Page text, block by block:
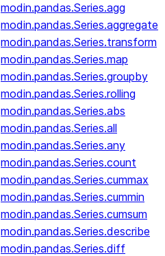
modin.pandas.Series.agg
modin.pandas.Series.aggregate
modin.pandas.Series.transform
modin.pandas.Series.map
modin.pandas.Series.groupby
modin.pandas.Series.rolling
modin.pandas.Series.abs
modin.pandas.Series.all
modin.pandas.Series.any
modin.pandas.Series.count
modin.pandas.Series.cummax
modin.pandas.Series.cummin
modin.pandas.Series.cumsum
modin.pandas.Series.describe
modin.pandas.Series.diff